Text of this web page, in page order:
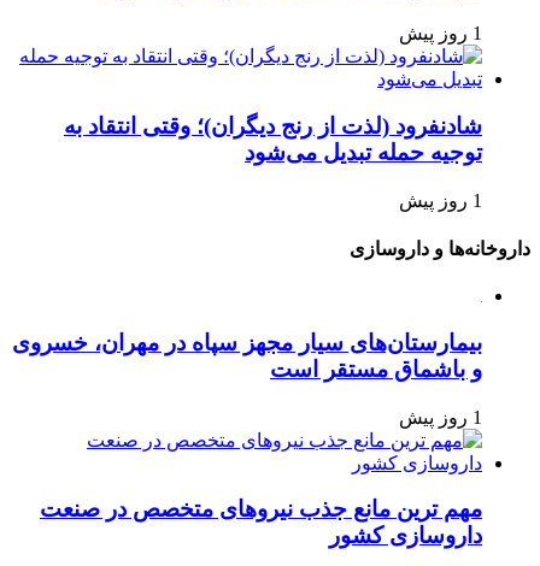
1 روز پیش
شادنفرود (لذت از رنج دیگران)؛ وقتی انتقاد به
توجیه حمله تبدیل می‌شود
1 روز پیش
داروخانه‌ها و داروسازی
بیمارستان‌های سیار مجهز سپاه در مهران، خسروی
و باشماق مستقر است
1 روز پیش
مهم ترین مانع جذب نیروهای متخصص در صنعت
داروسازی کشور